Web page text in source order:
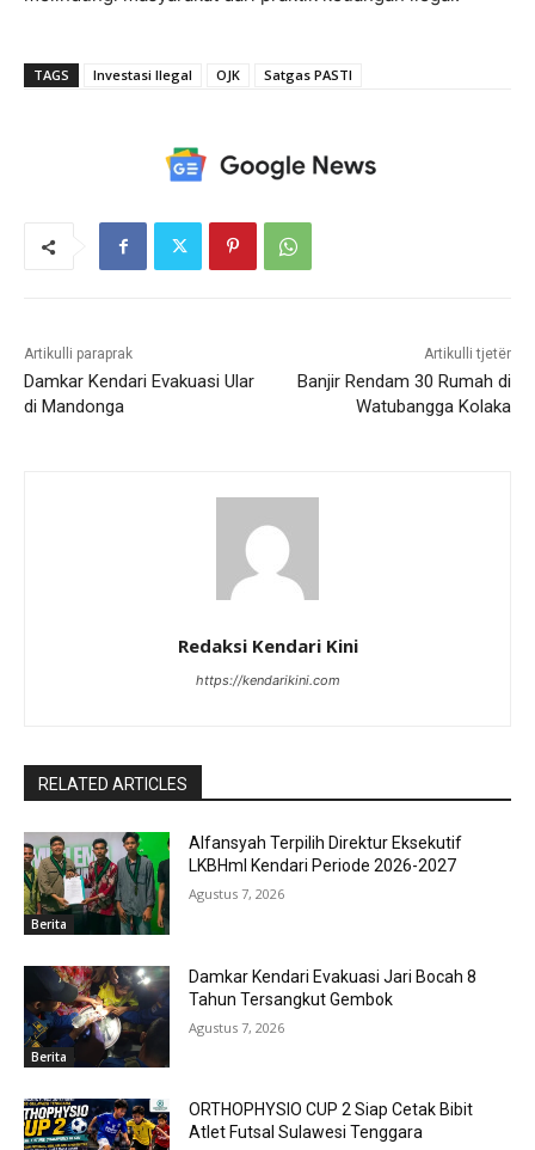
TAGS Investasi Ilegal OJK Satgas PASTI
Artikulli paraprak
Damkar Kendari Evakuasi Ular
di Mandonga
Artikulli tjetër
Banjir Rendam 30 Rumah di
Watubangga Kolaka
Redaksi Kendari Kini
https://kendarikini.com
RELATED ARTICLES
Berita
Alfansyah Terpilih Direktur Eksekutif
LKBHmI Kendari Periode 2026-2027
Agustus 7, 2026
Berita
Damkar Kendari Evakuasi Jari Bocah 8
Tahun Tersangkut Gembok
Agustus 7, 2026
ORTHOPHYSIO CUP 2 Siap Cetak Bibit
Atlet Futsal Sulawesi Tenggara